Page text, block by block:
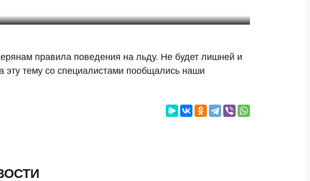
правила поведения на льду. Не будет лишней и
эту тему со специалистами пообщались наши